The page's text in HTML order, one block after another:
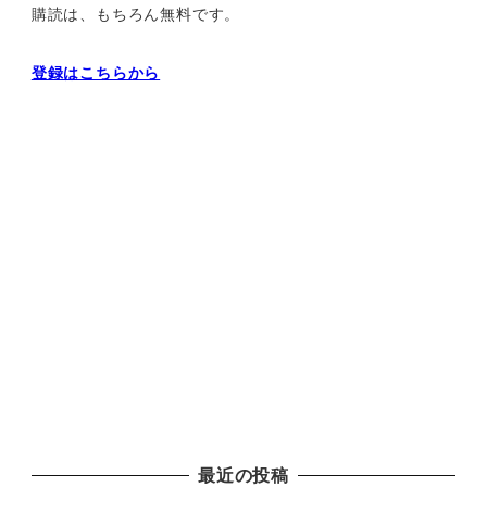
購読は、もちろん無料です。
登録はこちらから
最近の投稿